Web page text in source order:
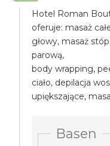
Hotel Roman
oferuje: masaż
głowy, masaż
parową,
body wrapping,
ciało, depilacja
upiększające,
Basen